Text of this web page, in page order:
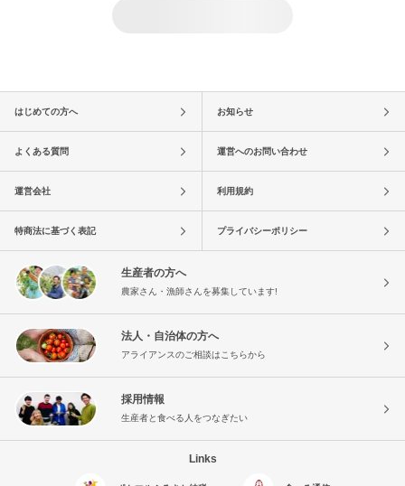
はじめての方へ お知らせ
よくある質問 運営へのお問い合わせ
運営会社 利用規約
特商法に基づく表記 プライバシーポリシー
生産者の方へ
農家さん・漁師さんを募集しています!
法人・自治体の方へ
アライアンスのご相談はこちらから
採用情報
生産者と食べる人をつなぎたい
Links